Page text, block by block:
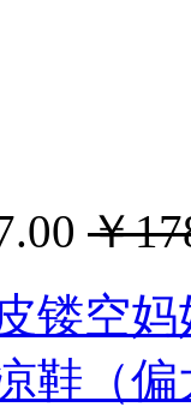
￥
镂空
鞋（